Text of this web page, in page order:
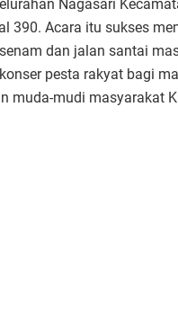
Nagasari
390. Acara itu sukses
dan jalan santai
pesta rakyat bagi
muda-mudi masyarakat